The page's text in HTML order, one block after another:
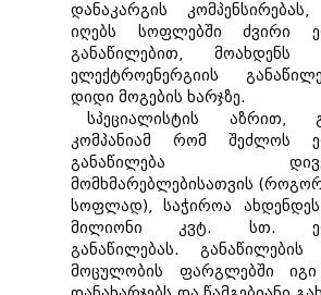
დანაკარგის
იღებს სოფლებში ძვირი
განაწილებით, მოახდენს
ელექტროენერგიის
დიდი მოგების ხარჯზე.
სპეციალისტის აზრით,
კომპანიამ რომ შეძლოს
განაწილება
მომხმარებლებისათვის
სოფლად), საჭიროა
მილიონი კვტ. სთ.
განაწილებას.
მოცულობის ფარგლებში